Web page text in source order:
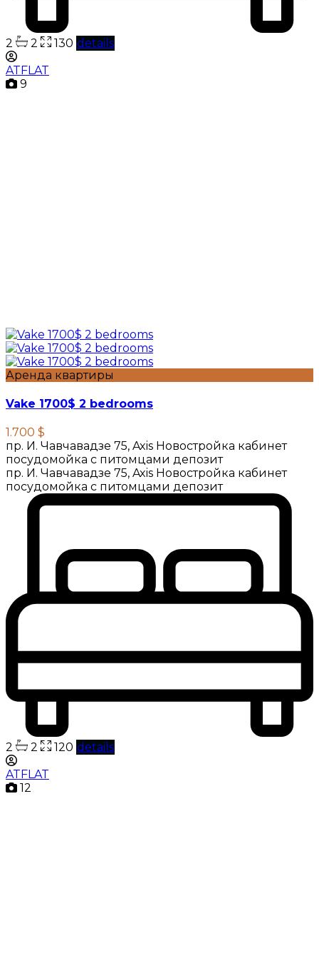
2 2 130 details
ATFLAT
9
Аренда квартиры
Vake 1700$ 2 bedrooms
1.700 $
пр. И. Чавчавадзе 75, Axis Новостройка кабинет
посудомойка с питомцами депозит
пр. И. Чавчавадзе 75, Axis Новостройка кабинет
посудомойка с питомцами депозит
2 2 120 details
ATFLAT
12